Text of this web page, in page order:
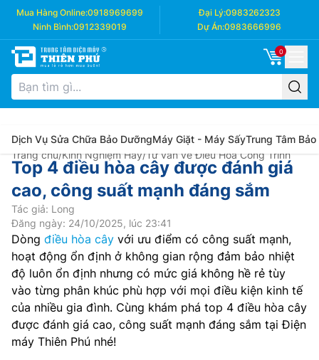
Mua Hàng Online:0918969699 Đại Lý:0983262323
Ninh Bình:0912339019 Dự Án:0983666996
0
Dịch Vụ Sửa Chữa Bảo DưỡngMáy Giặt - Máy SấyTrung Tâm Bảo
Trang chủ/Kinh Nghiệm Hay/Tư vấn về Điều Hòa Công Trình
Top 4 điều hòa cây được đánh giá
cao, công suất mạnh đáng sắm
Tác giả: Long
Đăng ngày: 24/10/2025, lúc 23:41
Dòng điều hòa cây với ưu điểm có công suất mạnh,
hoạt động ổn định ở không gian rộng đảm bảo nhiệt
độ luôn ổn định nhưng có mức giá không hề rẻ tùy
vào từng phân khúc phù hợp với mọi điều kiện kinh tế
của nhiều gia đình. Cùng khám phá top 4 điều hòa cây
được đánh giá cao, công suất mạnh đáng sắm tại Điện
máy Thiên Phú nhé!